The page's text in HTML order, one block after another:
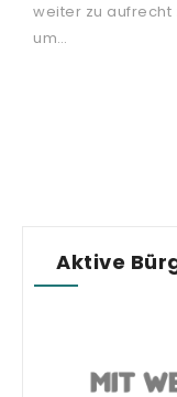
weiter zu aufrecht
um…
Aktive